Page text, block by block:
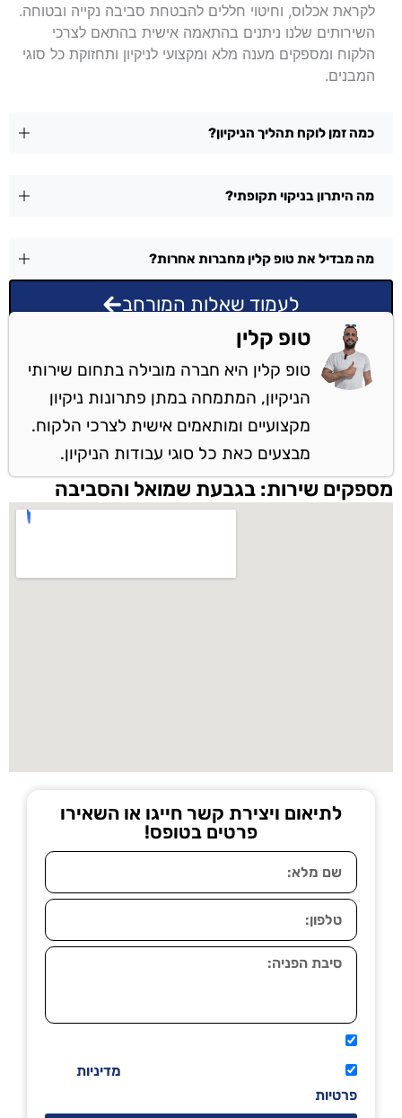
לקראת אכלוס, וחיטוי חללים להבטחת סביבה נקייה ובטוחה.
השירותים שלנו ניתנים בהתאמה אישית בהתאם לצרכי
הלקוח ומספקים מענה מלא ומקצועי לניקיון ותחזוקת כל סוגי
המבנים.
כמה זמן לוקח תהליך הניקיון?
מה היתרון בניקוי תקופתי?
מה מבדיל את טופ קלין מחברות אחרות?
לעמוד שאלות המורחב
טופ קלין
טופ קלין היא חברה מובילה בתחום שירותי
הניקיון, המתמחה במתן פתרונות ניקיון
מקצועיים ומותאמים אישית לצרכי הלקוח.
מבצעים כאת כל סוגי עבודות הניקיון.
מספקים שירות: בגבעת שמואל והסביבה
לתיאום ויצירת קשר חייגו או השאירו
פרטים בטופס!
מדיניות
פרטיות